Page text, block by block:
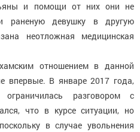
и помощи от них они не
раненую девушку в другую
неотложная медицинская
отношением в данной
впервые. В январе 2017 года,
разговором с
что в курсе ситуации, но
в случае увольнения